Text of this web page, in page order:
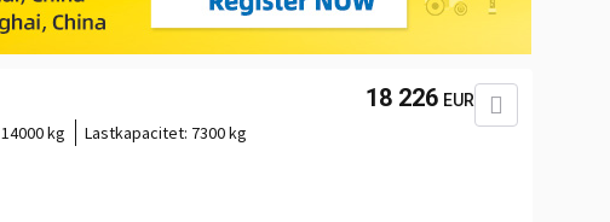
14000 kg Lastkapacitet: 7300 kg
18 226 EUR